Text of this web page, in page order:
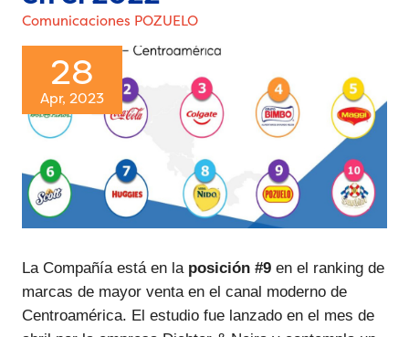
Comunicaciones POZUELO
28
Apr, 2023
La Compañía está en la posición #9 en el ranking de
marcas de mayor venta en el canal moderno de
Centroamérica. El estudio fue lanzado en el mes de